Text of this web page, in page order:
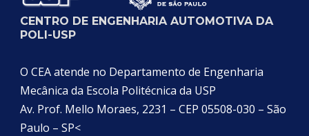
CENTRO DE ENGENHARIA AUTOMOTIVA DA
POLI-USP
O CEA atende no Departamento de Engenharia
Mecânica da Escola Politécnica da USP
Av. Prof. Mello Moraes, 2231 – CEP 05508-030 – São
Paulo – SP<